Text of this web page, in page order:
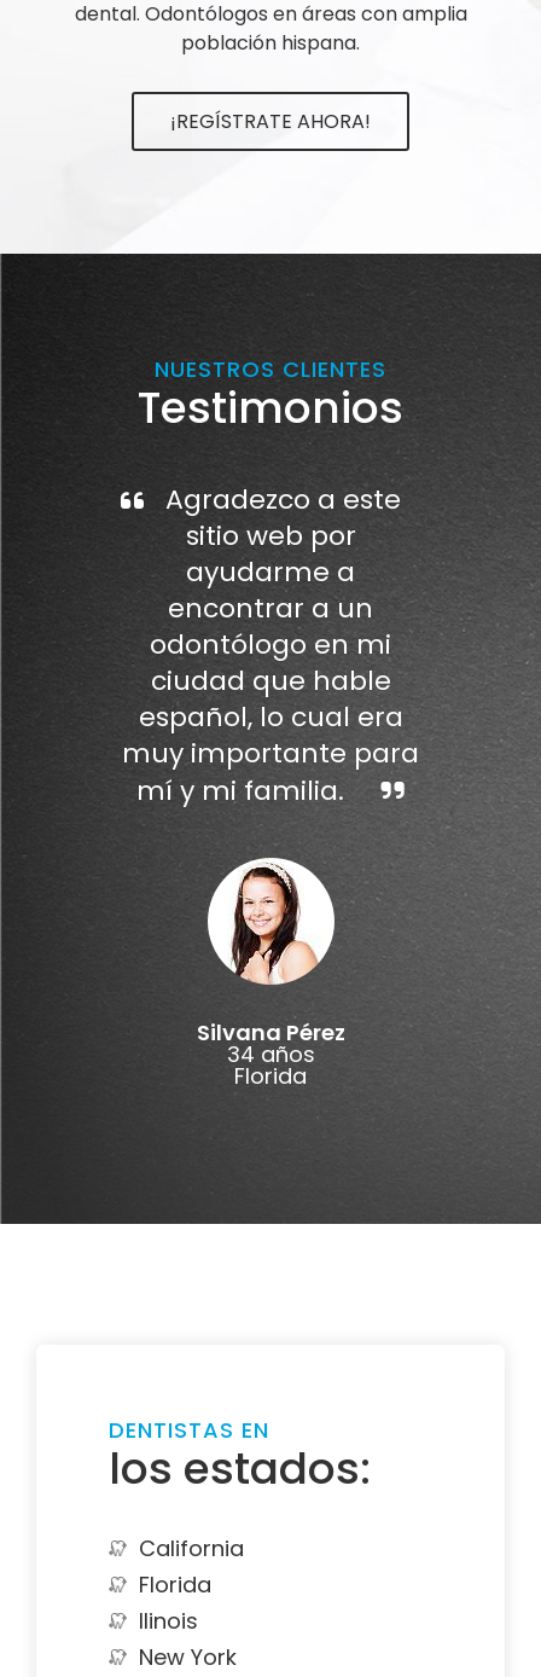
dental. Odontólogos en áreas con amplia
población hispana.
¡REGÍSTRATE AHORA!
NUESTROS CLIENTES
Testimonios
Agradezco a este
sitio web por
ayudarme a
encontrar a un
odontólogo en mi
ciudad que hable
español, lo cual era
muy importante para
mí y mi familia.
Silvana Pérez
34 años
Florida
DENTISTAS EN
los estados:
California
Florida
Ilinois
New York